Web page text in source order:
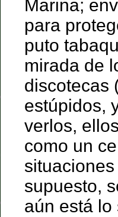
Marina;
para
puto
mirada de
discotecas
estúpidos,
verlos,
como un
supuesto,
aún está lo